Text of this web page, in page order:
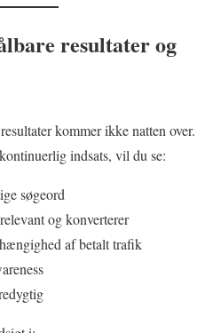
resultater og
kommer ikke natten over.
indsats, vil du se:
søgeord
og konverterer
af betalt trafik